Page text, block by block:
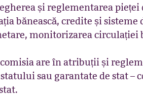
și reglementarea
bănească, credite și
monitorizarea
are în atribuții și
sau garantate de stat –